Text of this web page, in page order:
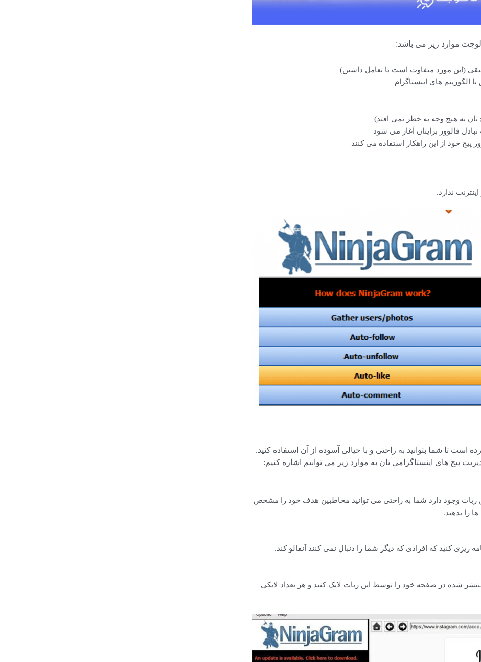
موارد زیر می باشد:
الگوریتم های اینستاگرام
تان به هیچ وجه به خطر نمی افتد)
خود از این راهکار استفاده می کنند
ندارد.
است تا شما بتوانید به راحتی و با خیالی آسوده از آن استفاده کنید.
پیج های اینستاگرامی تان به موارد زیر می توانیم اشاره کنیم:
ربات وجود دارد شما به راحتی می توانید مخاطبین هدف خود را مشخص
را بدهید.
ریزی کنید که افرادی که دیگر شما را دنبال نمی کنند آنفالو کند.
شده در صفحه خود را توسط این ربات لایک کنید و هر تعداد لایکی